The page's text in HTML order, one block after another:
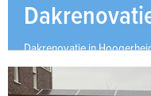
Dakrenovatie in